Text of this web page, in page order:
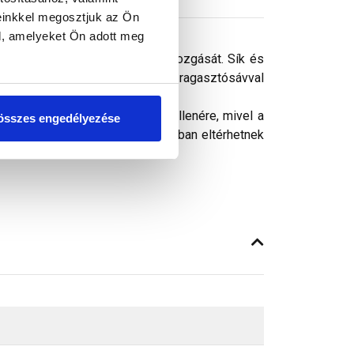
megosztjuk az Ön
amelyeket Ön adott meg
engedélyezése
biztosítja a levegő szabad mozgását. Sík és
Két oldalán található ragasztósávval
megjelenítését. Ennek ellenére, mivel a
látható színek árnyalataikban eltérhetnek